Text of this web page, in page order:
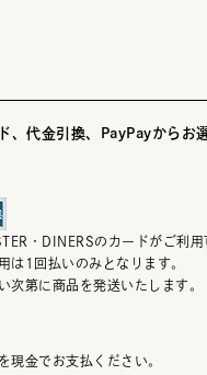
、代金引換、PayPayからお
・DINERSのカードがご利用
は1回払いのみとなります。
次第に商品を発送いたします。
現金でお支払ください。